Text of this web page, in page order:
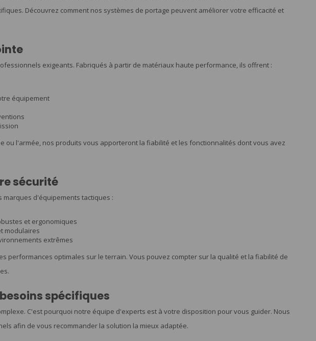
Découvrez comment nos systèmes de portage peuvent améliorer votre efficacité et
exigeants. Fabriqués à partir de matériaux haute performance, ils offrent :
équipement
ou l'armée, nos produits vous apporteront la fiabilité et les fonctionnalités dont vous avez
sécurité
marques d'équipements tactiques :
et ergonomiques
modulaires
extrêmes
performances optimales sur le terrain. Vous pouvez compter sur la qualité et la fiabilité de
spécifiques
C'est pourquoi notre équipe d'experts est à votre disposition pour vous guider. Nous
afin de vous recommander la solution la mieux adaptée.